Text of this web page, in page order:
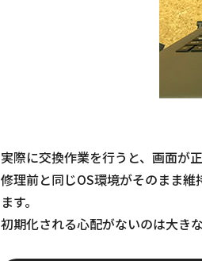
実際に交換作業を行うと、画面が
修理前と同じOS環境がそのまま
ます。
初期化される心配がないのは大き